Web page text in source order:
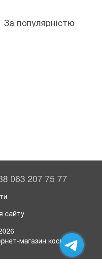
За популярністю
063 207 75 77
сайту
магазин косметики